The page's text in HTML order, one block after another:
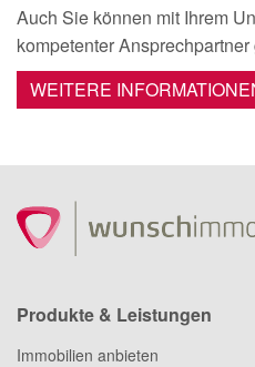
Auch Sie können mit Ihrem
kompetenter
WEITERE
Produkte & Leistungen
Immobilien anbieten